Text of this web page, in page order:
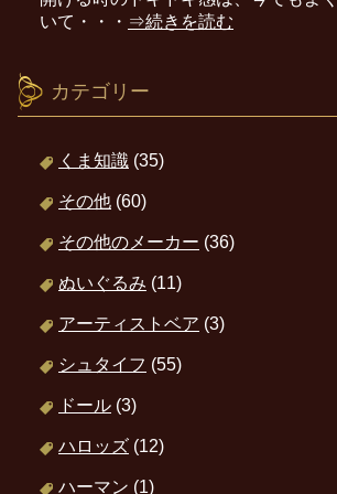
いて・・・ ⇒続きを読む
カテゴリー
くま知識 (35)
その他 (60)
その他のメーカー (36)
ぬいぐるみ (11)
アーティストベア (3)
シュタイフ (55)
ドール (3)
ハロッズ (12)
ハーマン (1)